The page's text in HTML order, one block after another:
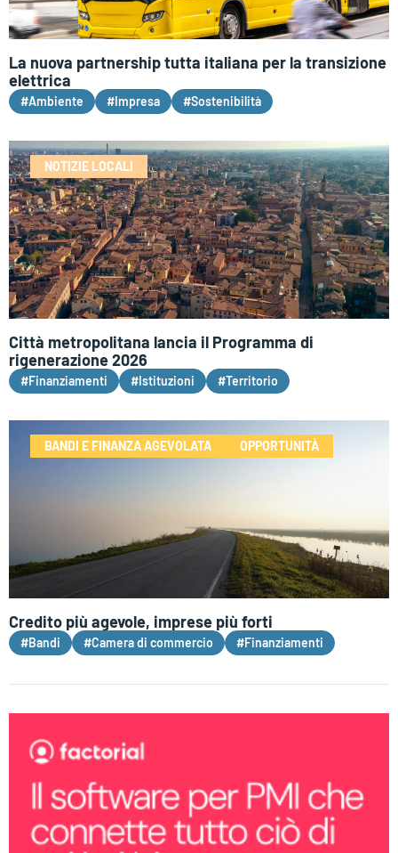
La nuova partnership tutta italiana per la transizione
elettrica
#Ambiente #Impresa #Sostenibilità
NOTIZIE LOCALI
Città metropolitana lancia il Programma di
rigenerazione 2026
#Finanziamenti #Istituzioni #Territorio
BANDI E FINANZA AGEVOLATA OPPORTUNITÀ
Credito più agevole, imprese più forti
#Bandi #Camera di commercio #Finanziamenti